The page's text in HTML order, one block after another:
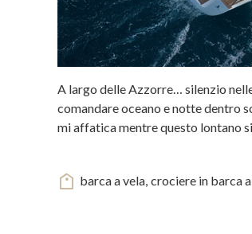
A largo delle Azzorre… silenzio
comandare oceano e notte dentro
mi affatica mentre questo lontano
barca a vela, crociere in barca